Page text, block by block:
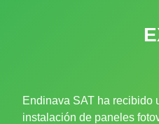
Endinava SAT ha recibido
instalación de paneles